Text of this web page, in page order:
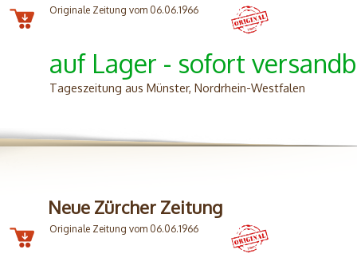
Originale Zeitung vom 06.06.1966
auf Lager - sofort
Tageszeitung aus Münster, Nordrhein-Westfalen
Neue Zürcher Zeitung
Originale Zeitung vom 06.06.1966